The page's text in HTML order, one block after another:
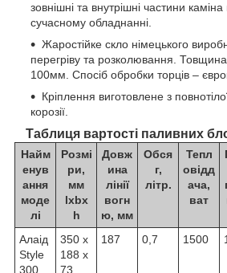
зовнішні та внутрішні частини
сучасному обладнанні.
Жаростійке скло німецького
перегріву та розколювання.
100мм. Спосіб обробки торців –
Кріплення виготовлене з
корозії.
Таблиця вартості паливних
Найм
енув
ання
моде
лі
Розмі
ри,
мм
lxbx
h
Довж
ина
лінії
вогн
ю, мм
Обся
г,
літр.
Тепл
овідд
ача,
ват
Алаід
Style
300
350 х
188 х
73
187 0,7 1500